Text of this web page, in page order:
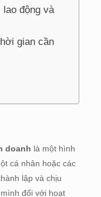
động và
gian cần
doanh là một hình
cá nhân hoặc các
lập và chịu
đối với hoạt